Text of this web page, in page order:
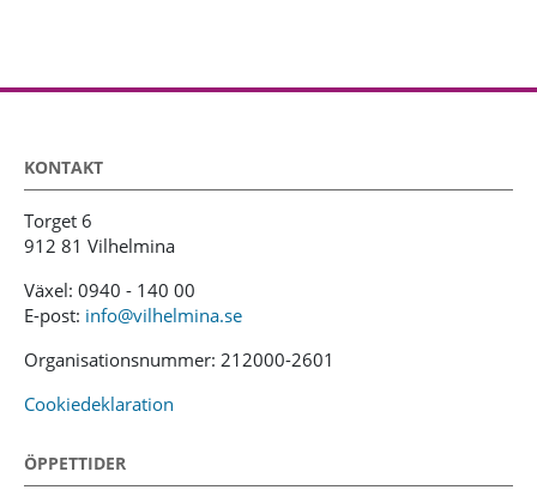
KONTAKT
Torget 6
912 81 Vilhelmina
Växel: 0940 - 140 00
E-post: info@vilhelmina.se
Organisationsnummer: 212000-2601
Cookiedeklaration
ÖPPETTIDER